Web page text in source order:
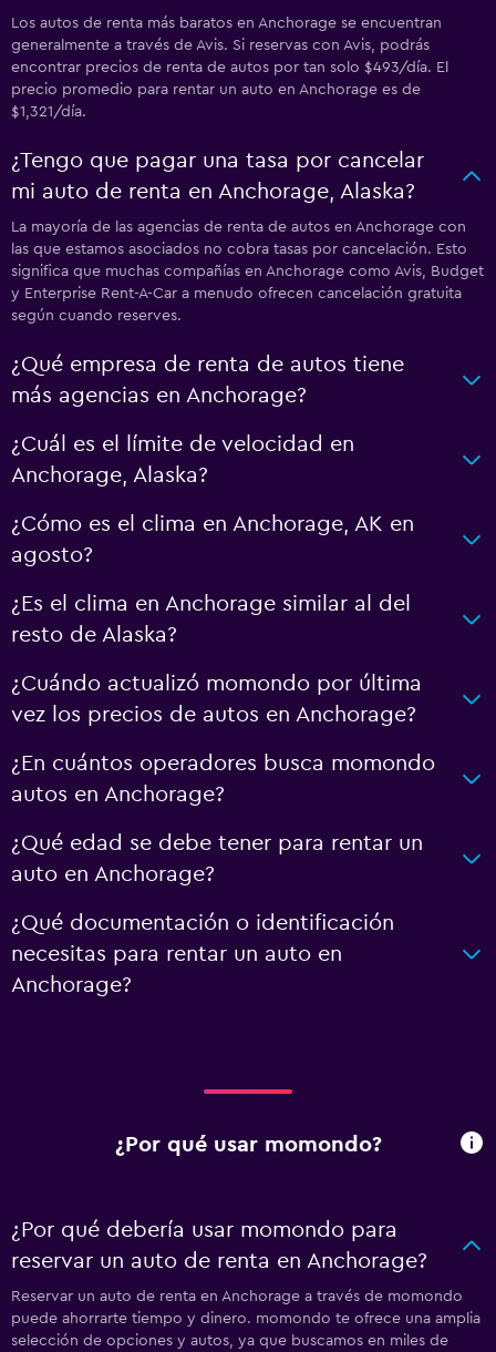
Los autos de renta más baratos en Anchorage se encuentran
generalmente a través de Avis. Si reservas con Avis, podrás
encontrar precios de renta de autos por tan solo $493/día. El
precio promedio para rentar un auto en Anchorage es de
$1,321/día.
¿Tengo que pagar una tasa por cancelar
mi auto de renta en Anchorage, Alaska?
La mayoría de las agencias de renta de autos en Anchorage con
las que estamos asociados no cobra tasas por cancelación. Esto
significa que muchas compañías en Anchorage como Avis, Budget
y Enterprise Rent-A-Car a menudo ofrecen cancelación gratuita
según cuando reserves.
¿Qué empresa de renta de autos tiene
más agencias en Anchorage?
¿Cuál es el límite de velocidad en
Anchorage, Alaska?
¿Cómo es el clima en Anchorage, AK en
agosto?
¿Es el clima en Anchorage similar al del
resto de Alaska?
¿Cuándo actualizó momondo por última
vez los precios de autos en Anchorage?
¿En cuántos operadores busca momondo
autos en Anchorage?
¿Qué edad se debe tener para rentar un
auto en Anchorage?
¿Qué documentación o identificación
necesitas para rentar un auto en
Anchorage?
¿Por qué usar momondo?
¿Por qué debería usar momondo para
reservar un auto de renta en Anchorage?
Reservar un auto de renta en Anchorage a través de momondo
puede ahorrarte tiempo y dinero. momondo te ofrece una amplia
selección de opciones y autos, ya que buscamos en miles de